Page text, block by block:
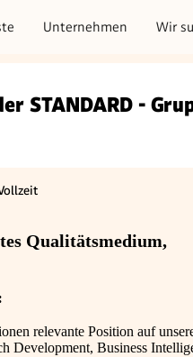
Unternehmen Wir
STANDARD -
Qualitätsmedium,
relevante Position auf
Development, Business